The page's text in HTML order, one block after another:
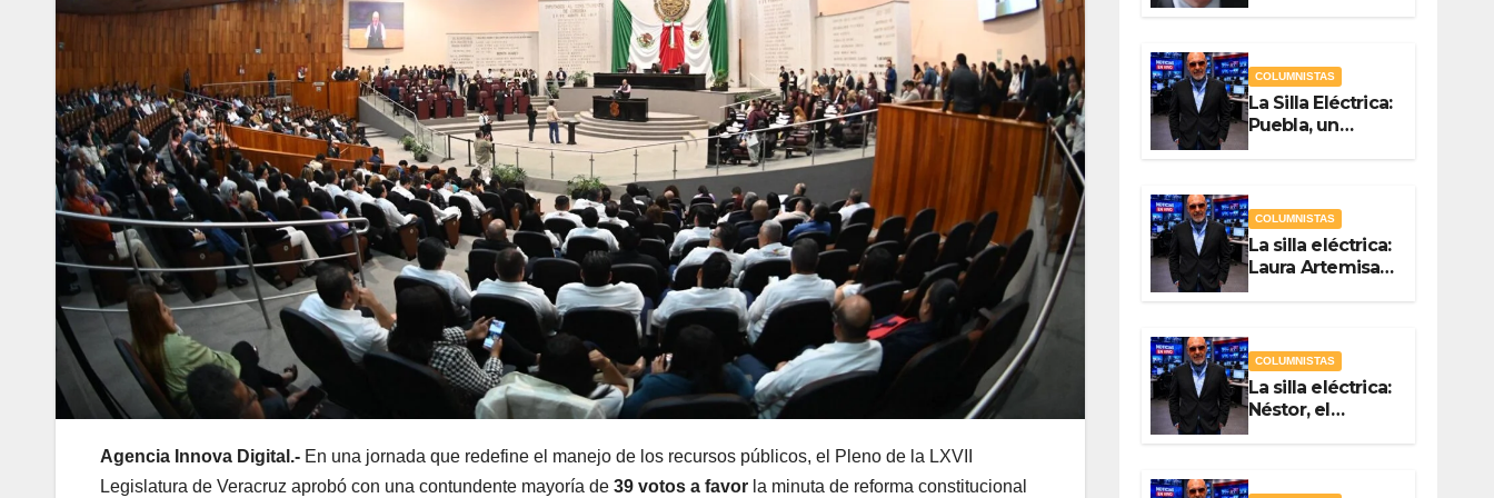
Agencia Innova Digital.- En una jornada que redefine el manejo de los recursos públicos, el Pleno de la LXVII
Legislatura de Veracruz aprobó con una contundente mayoría de 39 votos a favor la minuta de reforma constitucional
Quién? Por
Hernández
COLUMNISTAS
La Silla Eléctrica:
Puebla, un
gobierno sin
COLUMNISTAS
La silla eléctrica:
Laura Artemisa
la maestra de las
Por Antonio
Ladrón de
Guevara
COLUMNISTAS
La silla eléctrica:
Néstor, el
Chapulín Naranja
Ladrón de